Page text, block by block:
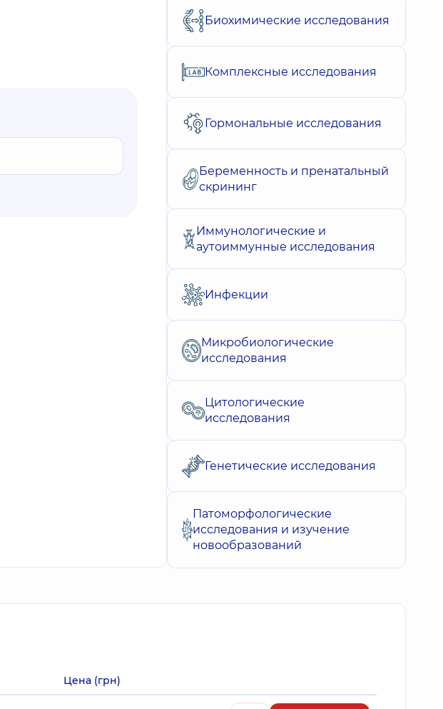
Биохимические исследования
Комплексные исследования
Гормональные исследования
Беременность и пренатальный
скрининг
Иммунологические и
аутоиммунные исследования
Инфекции
Микробиологические
исследования
Цитологические
исследования
Генетические исследования
Патоморфологические
исследования и изучение
новообразований
Цена (грн)